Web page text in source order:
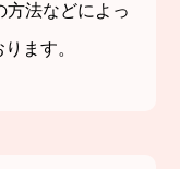
方法などによっ
ます。